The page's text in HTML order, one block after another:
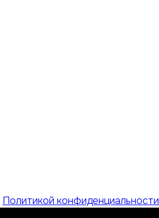
Политикой конфиденциальности